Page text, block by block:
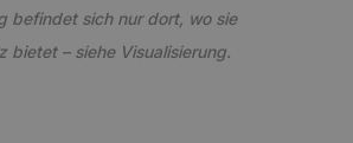
befindet sich nur dort, wo sie
bietet – siehe Visualisierung.